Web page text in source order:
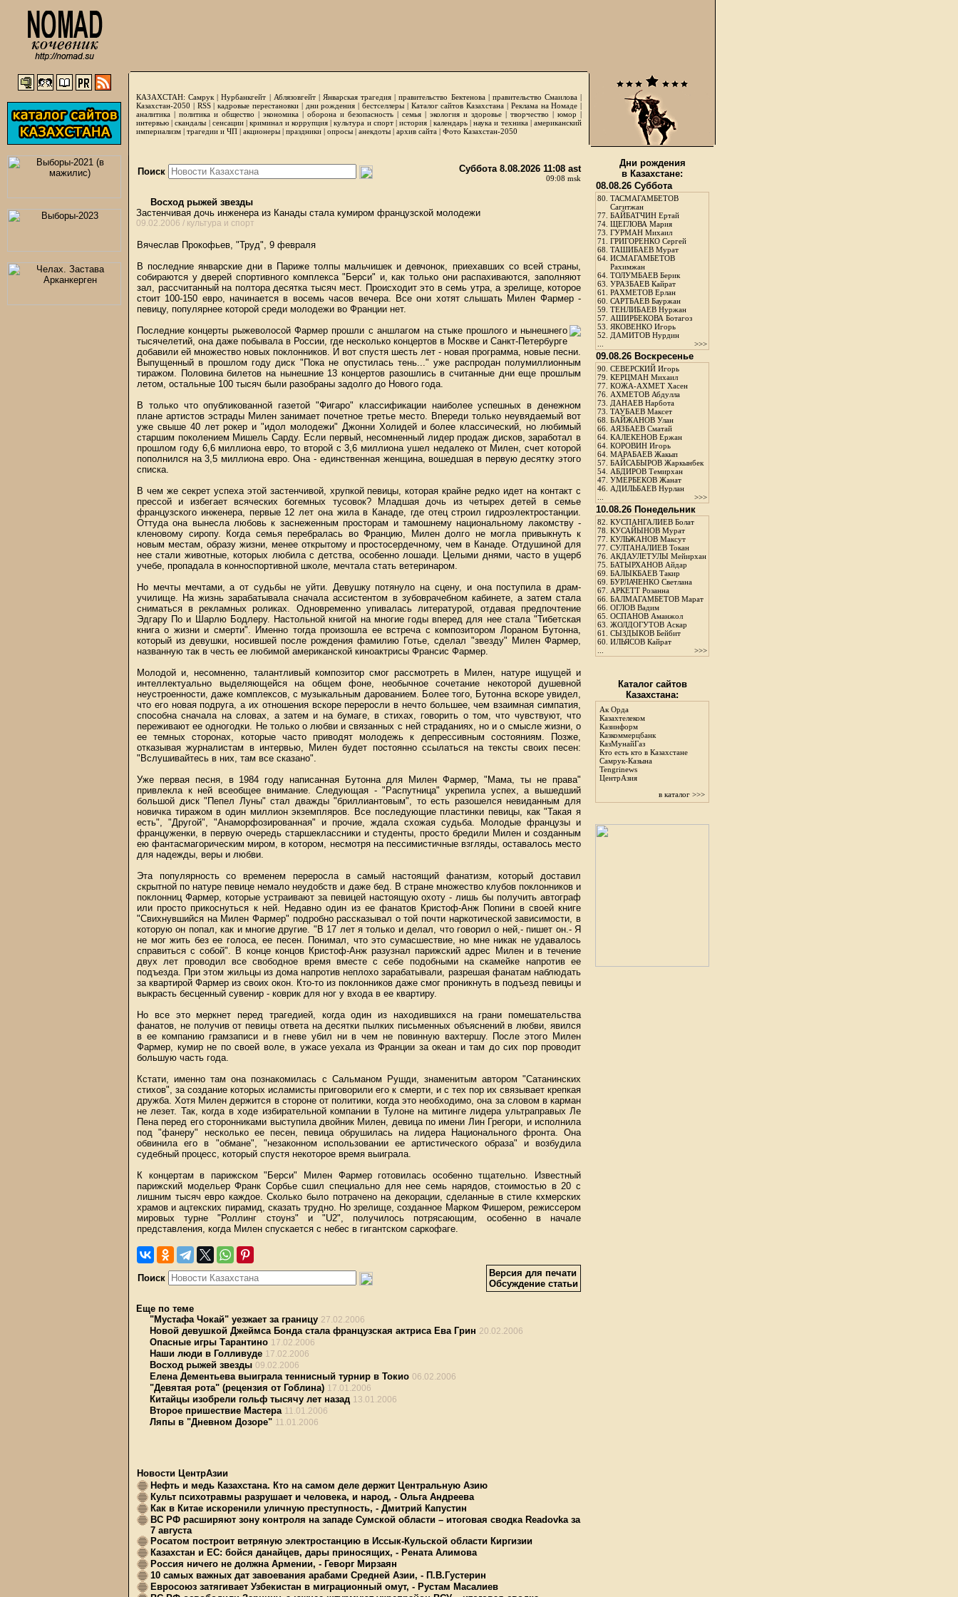
КАЗАХСТАН: Самрук |Нурбанкгейт | Аблязовгейт| Январская трагедия |правительство Бектенова| правительство Смаилова|
Казахстан-2050 | RSS|кадровые перестановки| дни рождения | бестселлеры| Каталог сайтов Казахстана | Реклама на Номаде |
аналитика | политика и общество | экономика | оборона и безопасность | семья | экология и здоровье | творчество | юмор |
интервью |скандалы | сенсации|криминал и коррупция|культура и спорт|история | календарь|наука и техника|американский
империализм | трагедии и ЧП | акционеры | праздники | опросы | анекдоты | архив сайта | Фото Казахстан-2050
Поиск Суббота 8.08.2026 11:08 ast
09:08 msk
Восход рыжей звезды
Застенчивая дочь инженера из Канады стала кумиром французской молодежи
09.02.2006 / культура и спорт
Вячеслав Прокофьев, "Труд", 9 февраля
В последние январские дни в Париже толпы мальчишек и девчонок, приехавших со всей страны,
собираются у дверей спортивного комплекса "Берси" и, как только они распахиваются, заполняют
зал, рассчитанный на полтора десятка тысяч мест. Происходит это в семь утра, а зрелище, которое
стоит 100-150 евро, начинается в восемь часов вечера. Все они хотят слышать Милен Фармер -
певицу, популярнее которой среди молодежи во Франции нет.
Последние концерты рыжеволосой Фармер прошли с аншлагом на стыке прошлого и нынешнего
тысячелетий, она даже побывала в России, где несколько концертов в Москве и Санкт-Петербурге
добавили ей множество новых поклонников. И вот спустя шесть лет - новая программа, новые песни.
Выпущенный в прошлом году диск "Пока не опустилась тень..." уже распродан полумиллионным
тиражом. Половина билетов на нынешние 13 концертов разошлись в считанные дни еще прошлым
летом, остальные 100 тысяч были разобраны задолго до Нового года.
В только что опубликованной газетой "Фигаро" классификации наиболее успешных в денежном
плане артистов эстрады Милен занимает почетное третье место. Впереди только неувядаемый вот
уже свыше 40 лет рокер и "идол молодежи" Джонни Холидей и более классический, но любимый
старшим поколением Мишель Сарду. Если первый, несомненный лидер продаж дисков, заработал в
прошлом году 6,6 миллиона евро, то второй с 3,6 миллиона ушел недалеко от Милен, счет которой
пополнился на 3,5 миллиона евро. Она - единственная женщина, вошедшая в первую десятку этого
списка.
В чем же секрет успеха этой застенчивой, хрупкой певицы, которая крайне редко идет на контакт с
прессой и избегает всяческих богемных тусовок? Младшая дочь из четырех детей в семье
французского инженера, первые 12 лет она жила в Канаде, где отец строил гидроэлектростанции.
Оттуда она вынесла любовь к заснеженным просторам и тамошнему национальному лакомству -
кленовому сиропу. Когда семья перебралась во Францию, Милен долго не могла привыкнуть к
новым местам, образу жизни, менее открытому и простосердечному, чем в Канаде. Отдушиной для
нее стали животные, которых любила с детства, особенно лошади. Целыми днями, часто в ущерб
учебе, пропадала в конноспортивной школе, мечтала стать ветеринаром.
Но мечты мечтами, а от судьбы не уйти. Девушку потянуло на сцену, и она поступила в драм­
училище. На жизнь зарабатывала сначала ассистентом в зубоврачебном кабинете, а затем стала
сниматься в рекламных роликах. Одновременно упивалась литературой, отдавая предпочтение
Эдгару По и Шарлю Бодлеру. Настольной книгой на многие годы вперед для нее стала "Тибетская
книга о жизни и смерти". Именно тогда произошла ее встреча с композитором Лораном Бутонна,
который из девушки, носившей после рождения фамилию Готье, сделал "звезду" Милен Фармер,
названную так в честь ее любимой американской киноактрисы Франсис Фармер.
Молодой и, несомненно, талантливый композитор смог рассмотреть в Милен, натуре ищущей и
интеллектуально выделяющейся на общем фоне, необычное сочетание некоторой душевной
неустроенности, даже комплексов, с музыкальным дарованием. Более того, Бутонна вскоре увидел,
что его новая подруга, а их отношения вскоре переросли в нечто большее, чем взаимная симпатия,
способна сначала на словах, а затем и на бумаге, в стихах, говорить о том, что чувствуют, что
переживают ее одногодки. Не только о любви и связанных с ней страданиях, но и о смысле жизни, о
ее темных сторонах, которые часто приводят молодежь к депрессивным состояниям. Позже,
отказывая журналистам в интервью, Милен будет постоянно ссылаться на тексты своих песен:
"Вслушивайтесь в них, там все сказано".
Уже первая песня, в 1984 году написанная Бутонна для Милен Фармер, "Мама, ты не права"
привлекла к ней всеобщее внимание. Следующая - "Распутница" укрепила успех, а вышедший
большой диск "Пепел Луны" стал дважды "бриллиантовым", то есть разошелся невиданным для
новичка тиражом в один миллион экземпляров. Все последующие пластинки певицы, как "Такая я
есть", "Другой", "Анаморфозированная" и прочие, ждала схожая судьба. Молодые французы и
француженки, в первую очередь старшеклассники и студенты, просто бредили Милен и созданным
ею фантасмагорическим миром, в котором, несмотря на пессимистичные взгляды, оставалось место
для надежды, веры и любви.
Эта популярность со временем переросла в самый настоящий фанатизм, который доставил
скрытной по натуре певице немало неудобств и даже бед. В стране множество клубов поклонников и
поклонниц Фармер, которые устраивают за певицей настоящую охоту - лишь бы получить автограф
или просто прикоснуться к ней. Недавно один из ее фанатов Кристоф-Анж Попини в своей книге
"Свихнувшийся на Милен Фармер" подробно рассказывал о той почти наркотической зависимости, в
которую он попал, как и многие другие. "В 17 лет я только и делал, что говорил о ней,- пишет он.- Я
не мог жить без ее голоса, ее песен. Понимал, что это сумасшествие, но мне никак не удавалось
справиться с собой". В конце концов Кристоф-Анж разузнал парижский адрес Милен и в течение
двух лет проводил все свободное время вместе с себе подобными на скамейке напротив ее
подъезда. При этом жильцы из дома напротив неплохо зарабатывали, разрешая фанатам наблюдать
за квартирой Фармер из своих окон. Кто-то из поклонников даже смог проникнуть в подъезд певицы и
выкрасть бесценный сувенир - коврик для ног у входа в ее квартиру.
Но все это меркнет перед трагедией, когда один из находившихся на грани помешательства
фанатов, не получив от певицы ответа на десятки пылких письменных объяснений в любви, явился
в ее компанию грамзаписи и в гневе убил ни в чем не повинную вахтершу. После этого Милен
Фармер, кумир не по своей воле, в ужасе уехала из Франции за океан и там до сих пор проводит
большую часть года.
Кстати, именно там она познакомилась с Сальманом Рушди, знаменитым автором "Сатанинских
стихов", за создание которых исламисты приговорили его к смерти, и с тех пор их связывает крепкая
дружба. Хотя Милен держится в стороне от политики, когда это необходимо, она за словом в карман
не лезет. Так, когда в ходе избирательной компании в Тулоне на митинге лидера ультраправых Ле
Пена перед его сторонниками выступила двойник Милен, девица по имени Лин Грегори, и исполнила
под "фанеру" несколько ее песен, певица обрушилась на лидера Национального фронта. Она
обвинила его в "обмане", "незаконном использовании ее артистического образа" и возбудила
судебный процесс, который спустя некоторое время выиграла.
К концертам в парижском "Берси" Милен Фармер готовилась особенно тщательно. Известный
парижский модельер Франк Сорбье сшил специально для нее семь нарядов, стоимостью в 20 с
лишним тысяч евро каждое. Сколько было потрачено на декорации, сделанные в стиле кхмерских
храмов и ацтекских пирамид, сказать трудно. Но зрелище, созданное Марком Фишером, режиссером
мировых турне "Роллинг стоунз" и "U2", получилось потрясающим, особенно в начале
представления, когда Милен спускается с небес в гигантском саркофаге.
Поиск
Версия для печати
Обсуждение статьи
Еще по теме
"Мустафа Чокай" уезжает за границу 27.02.2006
Новой девушкой Джеймса Бонда стала французская актриса Ева Грин 20.02.2006
Опасные игры Тарантино 17.02.2006
Наши люди в Голливуде 17.02.2006
Восход рыжей звезды 09.02.2006
Елена Дементьева выиграла теннисный турнир в Токио 06.02.2006
"Девятая рота" (рецензия от Гоблина) 17.01.2006
Китайцы изобрели гольф тысячу лет назад 13.01.2006
Второе пришествие Мастера 11.01.2006
Ляпы в "Дневном Дозоре" 11.01.2006
Новости ЦентрАзии
Нефть и медь Казахстана. Кто на самом деле держит Центральную Азию
Культ психотравмы разрушает и человека, и народ, - Ольга Андреева
Как в Китае искоренили уличную преступность, - Дмитрий Капустин
ВС РФ расширяют зону контроля на западе Сумской области – итоговая сводка Readovka за
7 августа
Росатом построит ветряную электростанцию в Иссык-Кульской области Киргизии
Казахстан и ЕС: бойся данайцев, дары приносящих, - Рената Алимова
Россия ничего не должна Армении, - Геворг Мирзаян
10 самых важных дат завоевания арабами Средней Азии, - П.В.Густерин
Евросоюз затягивает Узбекистан в миграционный омут, - Рустам Масалиев
Дни рождения
в Казахстане:
08.08.26 Суббота
80. ТАСМАГАМБЕТОВ
Сагитжан
77. БАЙБАТЧИН Ертай
74. ЩЕГЛОВА Мария
73. ГУРМАН Михаил
71. ГРИГОРЕНКО Сергей
68. ТАШИБАЕВ Мурат
64. ИСМАГАМБЕТОВ
Рахимжан
64. ТОЛУМБАЕВ Берик
63. УРАЗБАЕВ Кайрат
61. РАХМЕТОВ Ерлан
60. САРТБАЕВ Бауржан
59. ТЕНЛИБАЕВ Нуржан
57. АШИРБЕКОВА Ботагоз
53. ЯКОВЕНКО Игорь
52. ДАМИТОВ Нурдин
>>>
09.08.26 Воскресенье
90. СЕВЕРСКИЙ Игорь
79. КЕРЦМАН Михаил
77. КОЖА-АХМЕТ Хасен
76. АХМЕТОВ Абдулла
73. ДАНАЕВ Нарбота
73. ТАУБАЕВ Максет
68. БАЙЖАНОВ Улан
66. АЯЗБАЕВ Сматай
64. КАЛЕКЕНОВ Ержан
64. КОРОВИН Игорь
64. МАРАБАЕВ Жакып
57. БАЙСАБЫРОВ Жаркынбек
54. АБДИРОВ Темирхан
47. УМЕРБЕКОВ Жанат
46. АДИЛЬБАЕВ Нурлан
>>>
10.08.26 Понедельник
82. КУСПАНГАЛИЕВ Болат
78. КУСАЙЫНОВ Мурат
77. КУЛЬЖАНОВ Максут
77. СУЛТАНАЛИЕВ Токан
76. АКДАУЛЕТУЛЫ Мейирхан
75. БАТЫРХАНОВ Айдар
69. БАЛЫКБАЕВ Такир
69. БУРЛАЧЕНКО Светлана
67. АРКЕТТ Розанна
66. БАЛМАГАМБЕТОВ Марат
66. ОГЛОВ Вадим
65. ОСПАНОВ Аманжол
63. ЖОЛДОГУТОВ Аскар
61. СЫЗДЫКОВ Бейбит
60. ИЛЬЯСОВ Кайрат
>>>
Каталог сайтов
Казахстана:
Ак Орда
Казахтелеком
Казинформ
Казкоммерцбанк
КазМунайГаз
Кто есть кто в Казахстане
Самрук-Казына
Tengrinews
ЦентрАзия
в каталог >>>